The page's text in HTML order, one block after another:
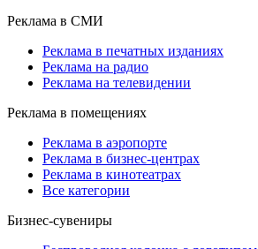
Реклама в СМИ
Реклама в печатных изданиях
Реклама на радио
Реклама на телевидении
Реклама в помещениях
Реклама в аэропорте
Реклама в бизнес-центрах
Реклама в кинотеатрах
Все категории
Бизнес-сувениры